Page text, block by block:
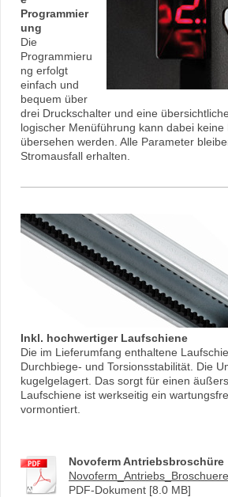
Programmier
ung
Die
Programmieru
ng erfolgt
einfach und
bequem über
drei Druckschalter und eine
logischer Menüführung kann dabei keine
übersehen werden. Alle Parameter
Stromausfall erhalten.
Inkl. hochwertiger Laufschiene
Die im Lieferumfang enthaltene
Durchbiege- und Torsionsstabilität. Die
kugelgelagert. Das sorgt für einen
Laufschiene ist werkseitig ein
vormontiert.
Novoferm Antriebsbroschüre
PDF-Dokument [8.0 MB]